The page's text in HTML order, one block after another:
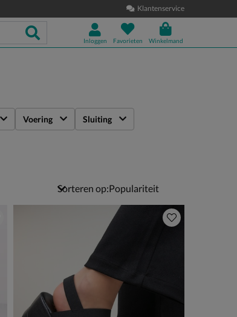
Klantenservice
Inloggen Favorieten Winkelmand
Voering Sluiting
Sorteren op: